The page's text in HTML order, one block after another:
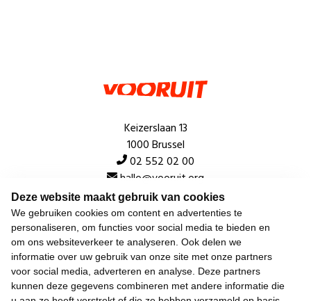
Deze website maakt gebruik van cookies
We gebruiken cookies om content en advertenties te
personaliseren, om functies voor social media te bieden en
om ons websiteverkeer te analyseren. Ook delen we
informatie over uw gebruik van onze site met onze partners
voor social media, adverteren en analyse. Deze partners
kunnen deze gegevens combineren met andere informatie die
Keizerslaan 13
1000 Brussel
02 552 02 00
hallo@vooruit.org
Snel
Over de beweging
Algemeen